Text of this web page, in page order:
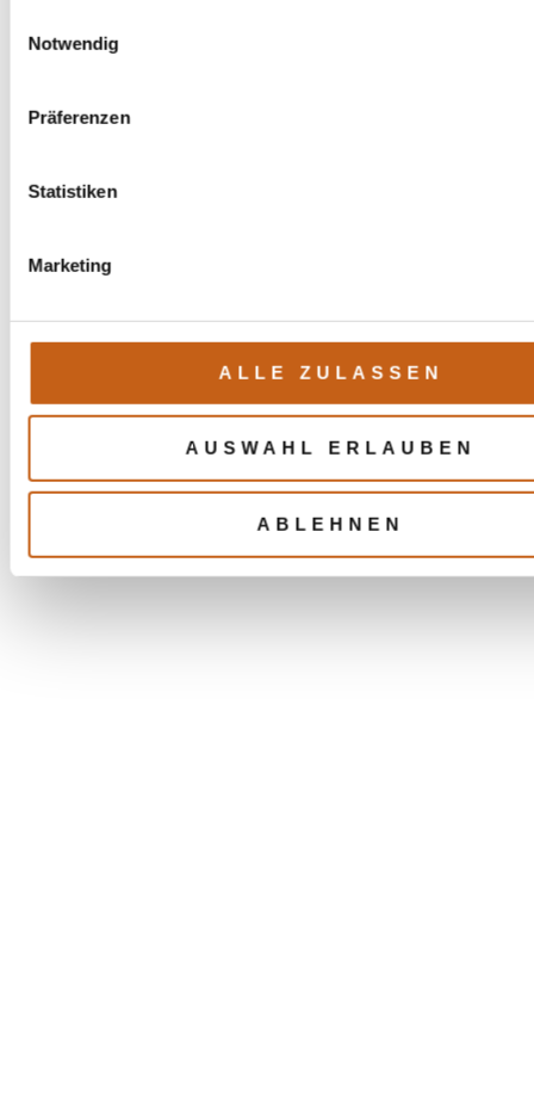
Notwendig
Präferenzen
Statistiken
Marketing
ALLE ZULASSEN
AUSWAHL ERLAUBEN
ABLEHNEN